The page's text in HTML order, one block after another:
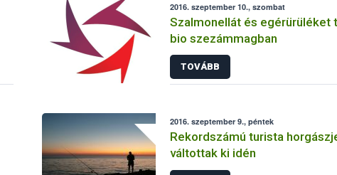
2016. szeptember 10., szombat
Szalmonellát és egérürüléket
bio szezámmagban
TOVÁBB
2016. szeptember 9., péntek
Rekordszámú turista
váltottak ki idén